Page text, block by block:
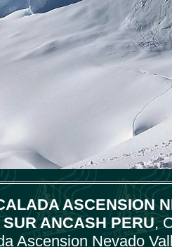
ASCENSION
ANCASH PERU,
Ascension Nevado